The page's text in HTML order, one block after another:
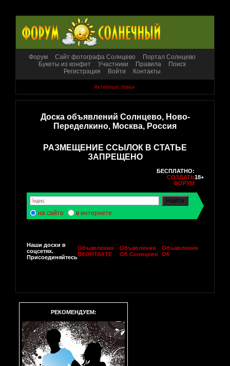
Форум Сайт фотографа Солнцево
Портал Солнцево
Букеты из конфет
Участники Правила
Поиск
Регистрация
Войти Контакты
Активные темы
Доска объявлений Солнцево, Ново-
Переделкино, Москва, Россия
РАЗМЕЩЕНИЕ ССЫЛОК В СТАТЬЕ
ЗАПРЕЩЕНО
БЕСПЛАТНО:
СОЗДАТЬ
ФОРУМ
18+
на сайте в интернете
Наши доски в
соцсетях.
Присоединяйтесь
Объявления
ВКОНТАКТЕ
Объявления
ОК Солнцево
Объявления
ОК
РЕКОМЕНДУЕМ: